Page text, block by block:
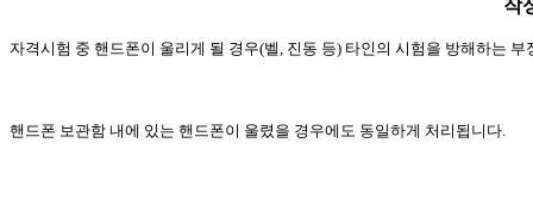
작
자격시험 중 핸드폰이 울리게 될 경우(벨 진동 등) 타인의 시험을 방해하는
핸드폰 보관함 내에 있는 핸드폰이 울렸을 경우에도 동일하게 처리됩니다